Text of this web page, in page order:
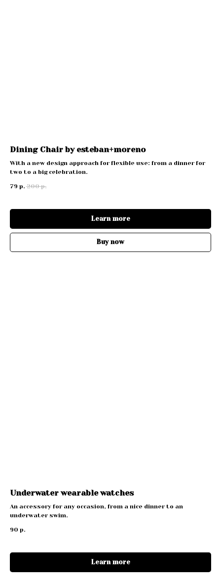
Dining Chair by esteban+moreno
With a new design approach for flexible use: from a dinner for
two to a big celebration.
79 р. 200 р.
Learn more
Buy now
Underwater wearable watches
An accessory for any occasion, from a nice dinner to an
underwater swim.
90 р.
Learn more